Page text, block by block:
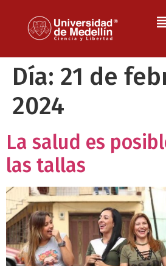
Día: 21 de
2024
La salud es
las tallas